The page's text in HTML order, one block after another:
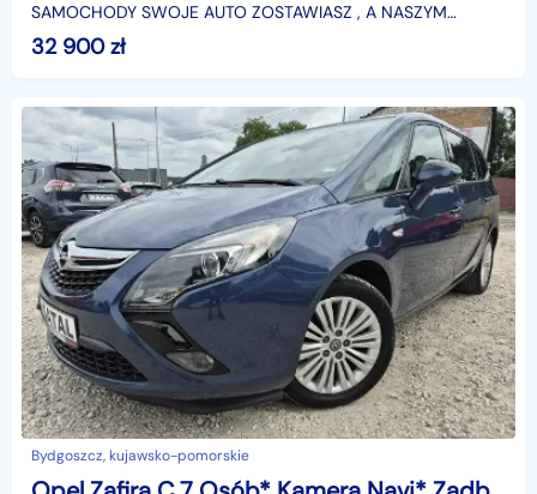
SAMOCHODY SWOJE AUTO ZOSTAWIASZ , A NASZYM
ODJEŻDŻASZ( ustaloną cenę twojego auta odejmujemy od
nowego po trans
32 900zł
Bydgoszcz, kujawsko-pomorskie